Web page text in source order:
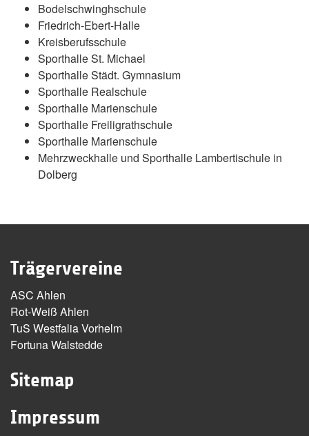
Bodelschwinghschule
Friedrich-Ebert-Halle
Kreisberufsschule
Sporthalle St. Michael
Sporthalle Städt. Gymnasium
Sporthalle Realschule
Sporthalle Marienschule
Sporthalle Freiligrathschule
Sporthalle Marienschule
Mehrzweckhalle und Sporthalle Lambertischule in
Dolberg
Trägervereine
ASC Ahlen
Rot-Weiß Ahlen
TuS Westfalia Vorhelm
Fortuna Walstedde
Sitemap
Impressum